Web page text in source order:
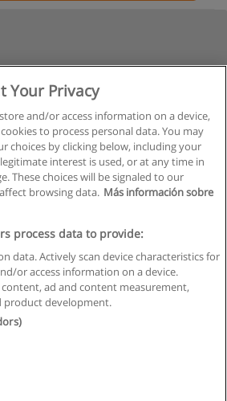
Regras de uso
Privacidade de dados
Business S.L. - CIF : B-95610580: -
Your Privacy
and/or access information on a device,
to process personal data. You may
choices by clicking below, including your
interest is used, or at any time in
These choices will be signaled to our
browsing data. Más información sobre
process data to provide:
data. Actively scan device characteristics for
or access information on a device.
content, ad and content measurement,
product development.